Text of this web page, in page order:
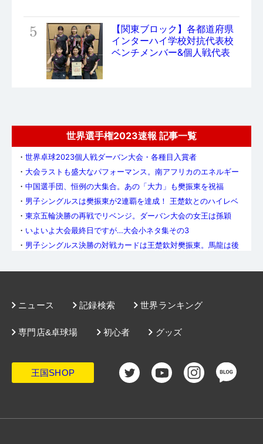
5
【関東ブロック】各都道府県
インターハイ学校対抗代表校
ベンチメンバー&個人戦代表
世界選手権2023速報 記事一覧
・ 世界卓球2023個人戦ダーバン大会・各種目入賞者
・ 大会ラストも盛大なパフォーマンス。南アフリカのエネルギー
とホスピタリティが溢れ出た9日間
・ 中国選手団、恒例の大集合。あの「大力」も樊振東を祝福
・ 男子シングルスは樊振東が2連覇を達成！ 王楚欽とのハイレベ
ルな頂上決戦に貫禄の勝利
・ 東京五輪決勝の再戦でリベンジ。ダーバン大会の女王は孫穎
・ いよいよ大会最終日ですが…大会小ネタ集その3
・ 男子シングルス決勝の対戦カードは王楚欽対樊振東。馬龍は後
・男子ダブルスは樊振東／王楚欽が盤石のプレーで初V。張禹珍／
・ 今、開花の時。早田ひな、準決勝で孫穎莎に敗れるも堂々の銅
36年ぶりの女子複決勝進出
・男子ダブルス準決勝、林鐘勲／張禹珍はオフチャロフ／フラン
・男女シングルスは本日準決勝。早田は2日連続の中国超えなる
か？ベスト32トーナメント表を掲載
ヒューストンの王者ふたりに明暗。完勝の樊振東と、完敗の王
曼昱
・瞬きを忘れる超絶ラリー、これが世界最高峰の戦いだ。攻めの
ニュース 記録検索 世界ランキング
グッズ
専門店&卓球場 初心者
王国SHOP